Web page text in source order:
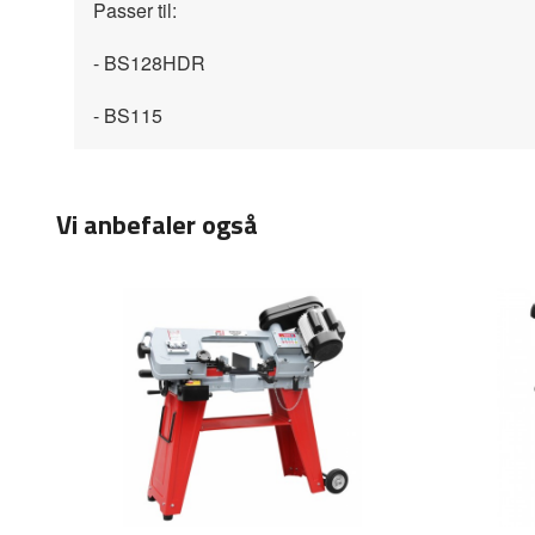
Passer til:
- BS128HDR
- BS115
Vi anbefaler også